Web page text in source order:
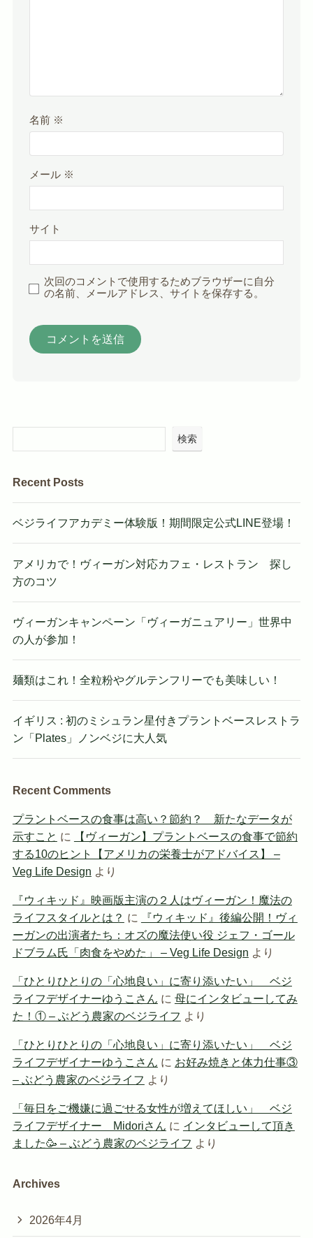
名前 ※
メール ※
サイト
次回のコメントで使用するためブラウザーに自分
の名前、メールアドレス、サイトを保存する。
検索
Recent Posts
ベジライフアカデミー体験版！期間限定公式LINE登場！
アメリカで！ヴィーガン対応カフェ・レストラン 探し
方のコツ
ヴィーガンキャンペーン「ヴィーガニュアリー」世界中
の人が参加！
麺類はこれ！全粒粉やグルテンフリーでも美味しい！
イギリス : 初のミシュラン星付きプラントベースレストラ
ン「Plates」ノンベジに大人気
Recent Comments
プラントベースの食事は高い？節約？ 新たなデータが
示すこと に
【ヴィーガン】プラントベースの食事で節約
する10のヒント【アメリカの栄養士がアドバイス】 –
Veg Life Design より
『ウィキッド』映画版主演の２人はヴィーガン！魔法の
ライフスタイルとは？ に
『ウィキッド』後編公開！ヴィ
ーガンの出演者たち：オズの魔法使い役 ジェフ・ゴール
ドブラム氏「肉食をやめた」 – Veg Life Design より
「ひとりひとりの「心地良い」に寄り添いたい」 ベジ
ライフデザイナーゆうこさん に 母にインタビューしてみ
た！① – ぶどう農家のベジライフ より
「ひとりひとりの「心地良い」に寄り添いたい」 ベジ
ライフデザイナーゆうこさん に お好み焼きと体力仕事③
– ぶどう農家のベジライフ より
「毎日をご機嫌に過ごせる女性が増えてほしい」 ベジ
ライフデザイナー Midoriさん に インタビューして頂き
ました🥳 – ぶどう農家のベジライフ より
Archives
2026年4月